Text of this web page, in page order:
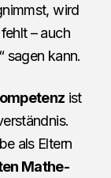
wird
– auch
sagen kann.
ist
als Eltern
Mathe-